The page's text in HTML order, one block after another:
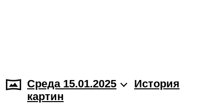
Среда 15.01.2025
История
картин